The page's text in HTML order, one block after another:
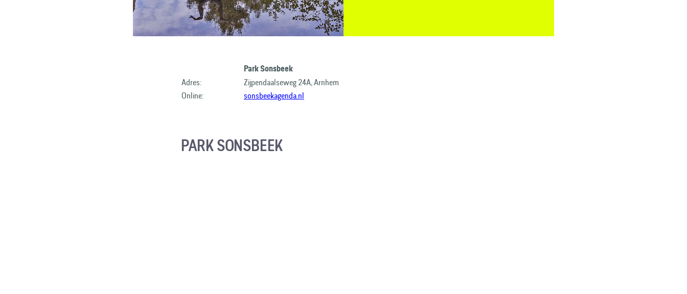
Park Sonsbeek
Adres:
Zijpendaalseweg 24A, Arnhem
Online:
sonsbeekagenda.nl
PARK SONSBEEK